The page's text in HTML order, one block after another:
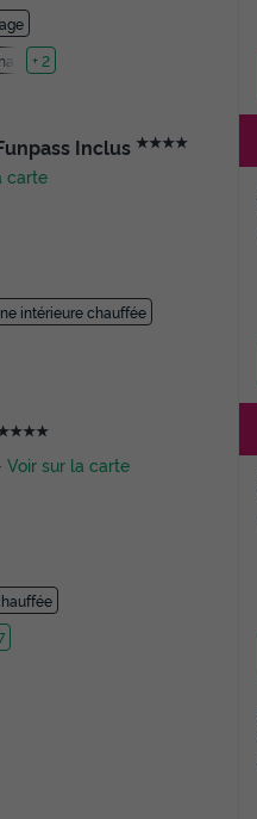
+ 2
Inclus ★★★★
carte
intérieure chauffée
Voir sur la carte